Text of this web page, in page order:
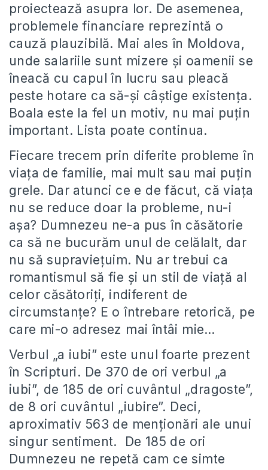
proiectează asupra lor. De asemenea,
problemele financiare reprezintă o
cauză plauzibilă. Mai ales în Moldova,
unde salariile sunt mizere și oamenii se
îneacă cu capul în lucru sau pleacă
peste hotare ca să-și câștige existența.
Boala este la fel un motiv, nu mai puțin
important. Lista poate continua.
Fiecare trecem prin diferite probleme în
viața de familie, mai mult sau mai puțin
grele. Dar atunci ce e de făcut, că viața
nu se reduce doar la probleme, nu-i
așa? Dumnezeu ne-a pus în căsătorie
ca să ne bucurăm unul de celălalt, dar
nu să supraviețuim. Nu ar trebui ca
romantismul să fie și un stil de viață al
celor căsătoriți, indiferent de
circumstanțe? E o întrebare retorică, pe
care mi-o adresez mai întâi mie…
Verbul „a iubi” este unul foarte prezent
în Scripturi. De 370 de ori verbul „a
iubi”, de 185 de ori cuvântul „dragoste”,
de 8 ori cuvântul „iubire”. Deci,
aproximativ 563 de menţionări ale unui
singur sentiment. De 185 de ori
Dumnezeu ne repetă cam ce simte